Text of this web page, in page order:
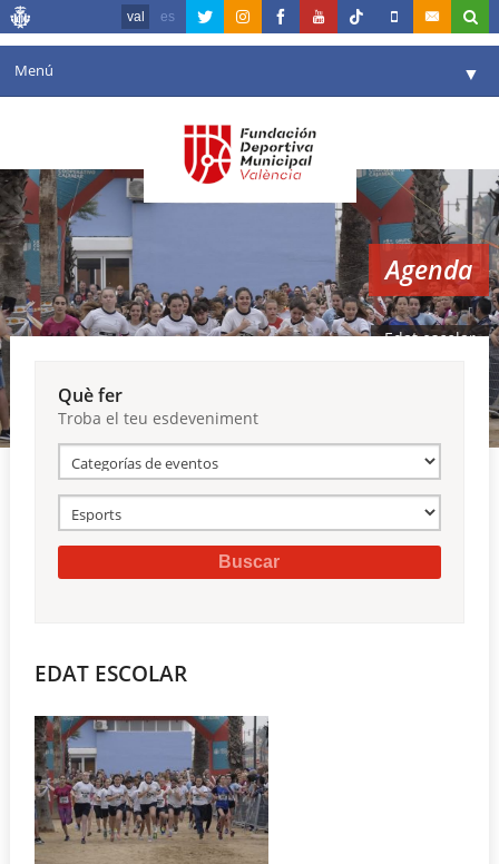
val es
Menú ▼
Agenda
Instal·lacions ▼
Comunicació ▼
València en esport ▼
Reserves
Agenda
Edat escolar
Què fer
Troba el teu esdeveniment
EDAT ESCOLAR